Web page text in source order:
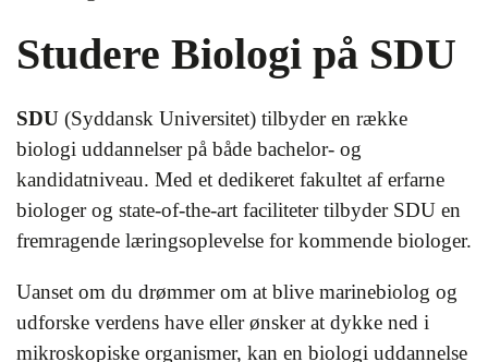
Studere Biologi på SDU
SDU (Syddansk Universitet) tilbyder en række
biologi uddannelser på både bachelor- og
kandidatniveau. Med et dedikeret fakultet af erfarne
biologer og state-of-the-art faciliteter tilbyder SDU en
fremragende læringsoplevelse for kommende biologer.
Uanset om du drømmer om at blive marinebiolog og
udforske verdens have eller ønsker at dykke ned i
mikroskopiske organismer, kan en biologi uddannelse